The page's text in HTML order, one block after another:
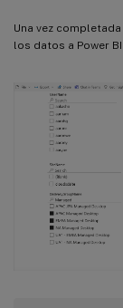
Una vez
los datos a Power